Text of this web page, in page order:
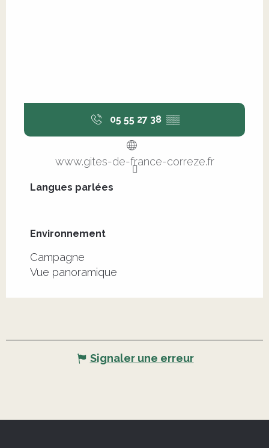
05 55 27 38 ▒▒
www.gites-de-france-correze.fr
Langues parlées
Langues parlées
Environnement
Environnement
Campagne
Vue panoramique
Signaler une erreur